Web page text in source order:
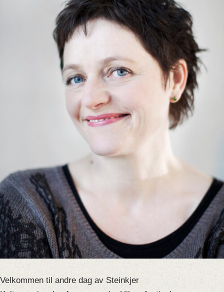
Velkommen til andre dag av Steinkjer